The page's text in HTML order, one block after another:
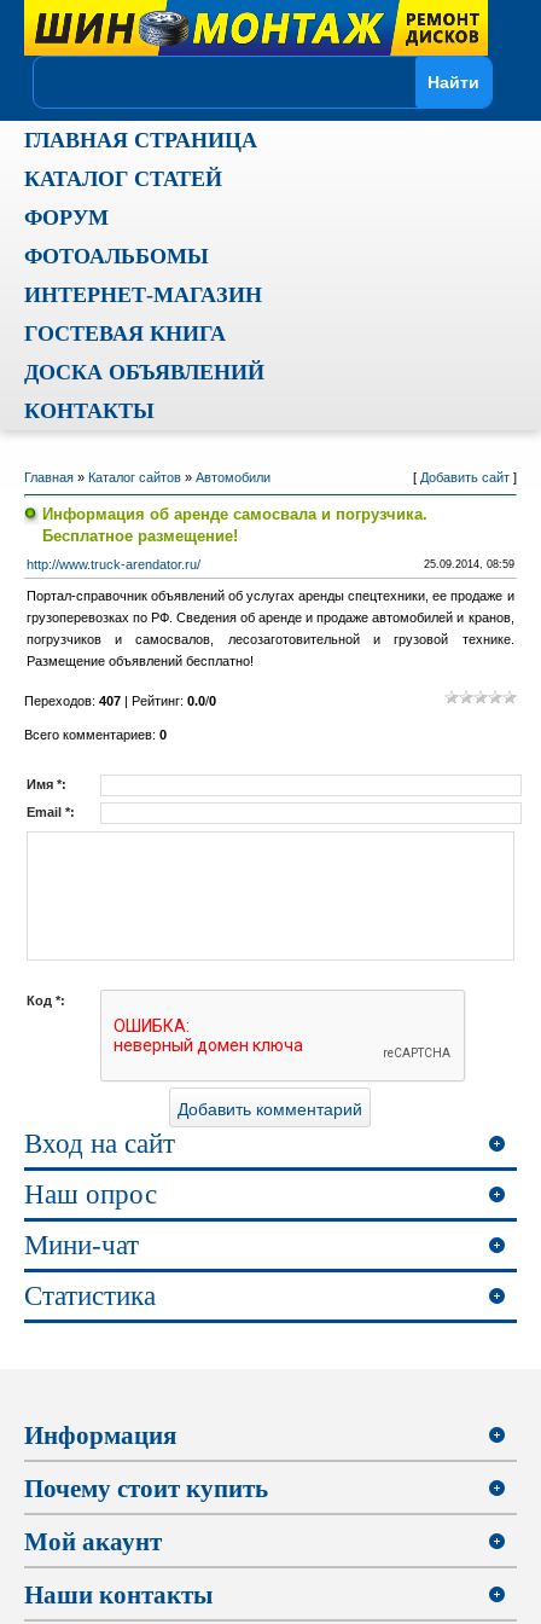
ГЛАВНАЯ СТРАНИЦА
КАТАЛОГ СТАТЕЙ
ФОРУМ
ФОТОАЛЬБОМЫ
ИНТЕРНЕТ-МАГАЗИН
ГОСТЕВАЯ КНИГА
ДОСКА ОБЪЯВЛЕНИЙ
КОНТАКТЫ
Главная» Каталог сайтов» Автомобили [ Добавить сайт]
Информация об аренде самосвала и погрузчика.
Бесплатное размещение!
http://www.truck-arendator.ru/ 25.09.2014, 08:59
Портал-справочник объявлений об услугах аренды спецтехники, ее продаже и
грузоперевозках по РФ. Сведения об аренде и продаже автомобилей и кранов,
погрузчиков и самосвалов, лесозаготовительной и грузовой технике.
Размещение объявлений бесплатно!
Переходов: 407| Рейтинг: 0.0/0
Всего комментариев: 0
Имя *:
Email *:
Код *:
Вход на сайт
Наш опрос
Мини-чат
Статистика
Информация
Почему стоит купить
Мой акаунт
Наши контакты